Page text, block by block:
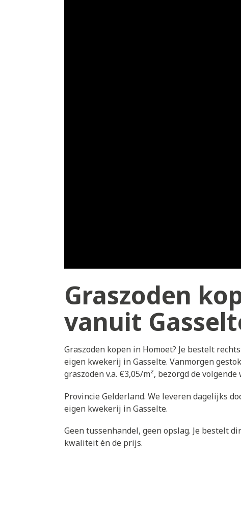
Graszoden
vanuit
Graszoden kopen in Homoet? Je bestelt
eigen kwekerij in Gasselte. Vanmorgen
graszoden v.a. €3,05/m², bezorgd de
Provincie Gelderland. We leveren dagelijks
eigen kwekerij in Gasselte.
Geen tussenhandel, geen opslag. Je bestelt
kwaliteit én de prijs.